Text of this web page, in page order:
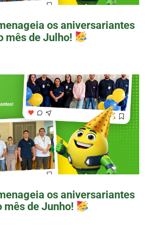
os aniversariantes
mês de Julho!
os aniversariantes
mês de Junho!